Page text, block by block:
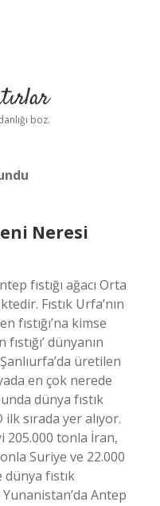
boz.
Neresi
fıstığı ağacı Orta
Fıstık Urfa’nın
fıstığı’na kimse
dünyanın
üretilen
en çok nerede
dünya fıstık
sırada yer alıyor.
205.000 tonla İran,
Suriye ve 22.000
fıstık
Antep